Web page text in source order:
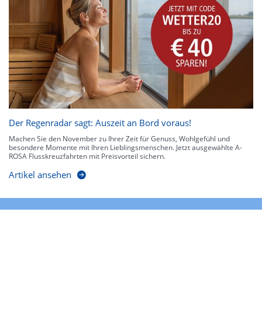
Der Regenradar sagt: Auszeit an Bord voraus!
Machen Sie den November zu Ihrer Zeit für Genuss, Wohlgefühl und
besondere Momente mit Ihren Lieblingsmenschen. Jetzt ausgewählte A-
ROSA Flusskreuzfahrten mit Preisvorteil sichern.
Artikel ansehen